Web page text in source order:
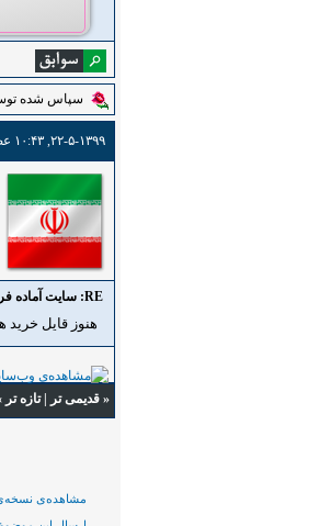
سپاس شده
۲۲-۵-۱۳۹۹, ۱۰:۴۳ عصر
RE: سایت آماده فروشگاه ورزشی آریا
هنوز قایل خرید
« قدیمی تر |تازه‌ تر
مشاهده‌ی